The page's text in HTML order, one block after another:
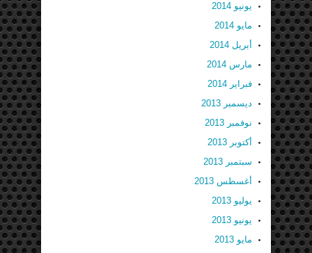
يونيو 2014
مايو 2014
أبريل 2014
مارس 2014
فبراير 2014
ديسمبر 2013
نوفمبر 2013
أكتوبر 2013
سبتمبر 2013
أغسطس 2013
يوليو 2013
يونيو 2013
مايو 2013